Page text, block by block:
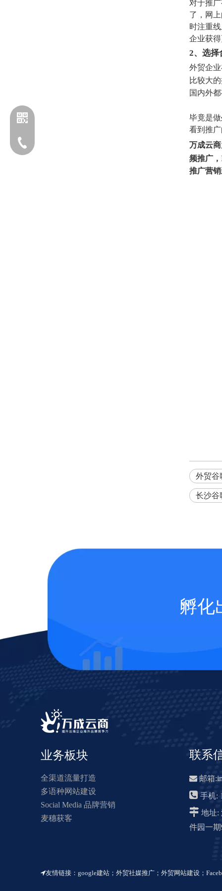
对于推
了，网
时注重
企业获
2、选择
外贸企
比较大
国内外
毕竟是做
看到推
万成云
频推广
推广营
外贸谷
长沙谷
孵化
业务板块
全渠道流量打造
多语种网站建设
Social Media 品牌营销
麦穗获客
联系
 邮箱:
 手机:
 地址:
件园一期
友情链接： google建站 ； 外贸社媒推广 ； 外贸网站建设 ；